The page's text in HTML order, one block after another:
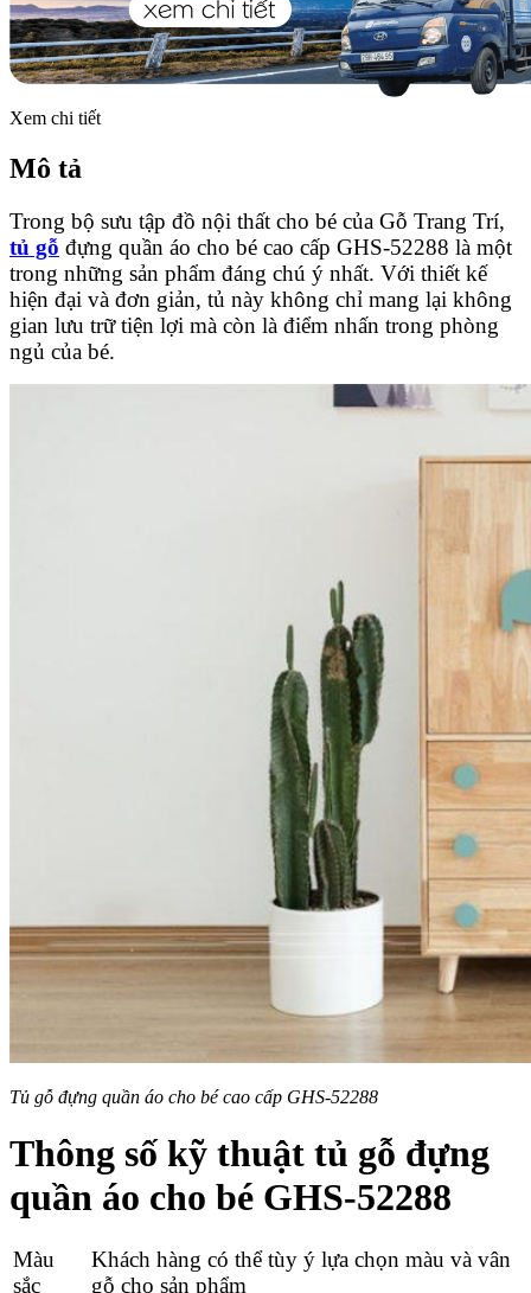
Xem chi tiết
Mô tả
Trong bộ sưu tập đồ nội thất cho bé của Gỗ Trang Trí,
tủ gỗ đựng quần áo cho bé cao cấp GHS-52288 là một
trong những sản phẩm đáng chú ý nhất. Với thiết kế
hiện đại và đơn giản, tủ này không chỉ mang lại không
gian lưu trữ tiện lợi mà còn là điểm nhấn trong phòng
ngủ của bé.
Tủ gỗ đựng quần áo cho bé cao cấp GHS-52288
Thông số kỹ thuật tủ gỗ đựng
quần áo cho bé GHS-52288
Màu
sắc
Khách hàng có thể tùy ý lựa chọn màu và vân
gỗ cho sản phẩm